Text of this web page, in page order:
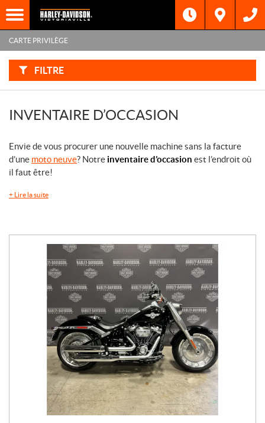
CARTE PRIVILÈGE
FILTRE
F
I
L
T
R
E
R
Filtre
Année
Prix
Inventaire
INVENTAIRE D’OCCASION
Envie de vous procurer une nouvelle machine sans la facture
d’une moto neuve? Notre inventaire d’occasion est l’endroit où
il faut être!
+ Lire la suite